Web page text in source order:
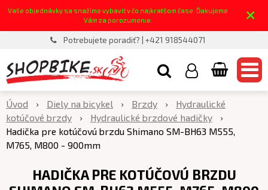
Vaše objednávky sa snažíme vybaviť v čo najkratšom čase. Ďakujeme
Vám za porozumenie.
×
Potrebujete poradiť? | +421 918544071
Úvod Diely na bicykel Brzdy
Hydraulické
kotúčové brzdy
Hydraulické brzdové hadičky
Hadička pre kotúčovú brzdu Shimano SM-BH63 M555,
M765, M800 - 900mm
HADIČKA PRE KOTÚČOVÚ BRZDU